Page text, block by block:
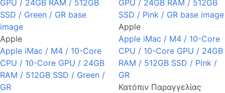
Apple
Apple iMac / M4 / 10-Core
CPU / 10-Core GPU / 24GB
RAM / 512GB SSD / Green /
GR
Apple
Apple iMac / M4 / 10-Core
CPU / 10-Core GPU / 24GB
RAM / 512GB SSD / Pink /
GR
Κατόπιν Παραγγελίας